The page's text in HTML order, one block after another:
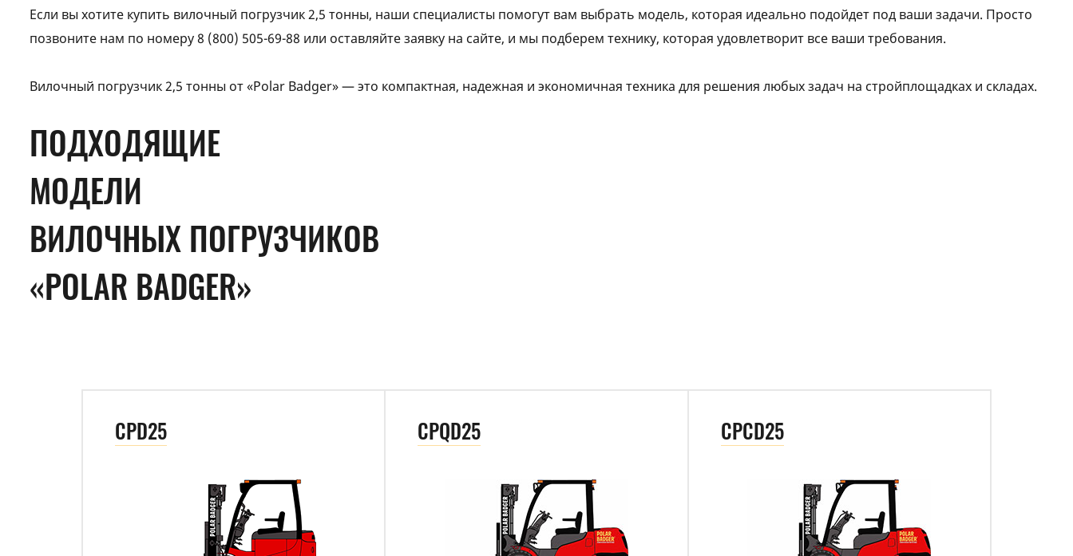
Если вы хотите купить вилочный погрузчик 2,5 тонны, наши специалисты помогут вам выбрать модель, которая идеально подойдет под ваши задачи. Просто
позвоните нам по номеру 8 (800) 505-69-88 или оставляйте заявку на сайте, и мы подберем технику, которая удовлетворит все ваши требования.
Вилочный погрузчик 2,5 тонны от «Polar Badger» — это компактная, надежная и экономичная техника для решения любых задач на стройплощадках и складах.
ПОДХОДЯЩИЕ
МОДЕЛИ
ВИЛОЧНЫХ ПОГРУЗЧИКОВ
«POLAR BADGER»
CPD25 CPQD25 CPCD25